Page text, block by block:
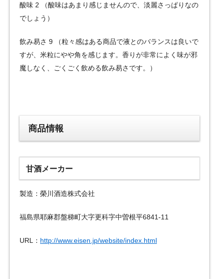
酸味 2 （酸味はあまり感じませんので、淡麗さっぱりなの
でしょう）
飲み易さ 9 （粒々感はある商品で液とのバランスは良いで
すが、米粒にやや角を感じます。香りが非常によく味が邪
魔しなく、ごくごく飲める飲み易さです。）
商品情報
甘酒メーカー
製造：榮川酒造株式会社
福島県耶麻郡盤梯町大字更科字中曽根平6841-11
URL： http://www.eisen.jp/website/index.html